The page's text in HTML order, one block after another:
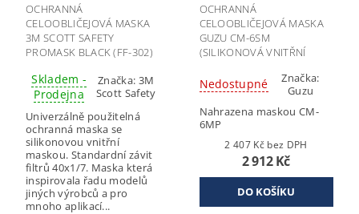
OCHRANNÁ
CELOOBLIČEJOVÁ MASKA
3M SCOTT SAFETY
PROMASK BLACK (FF-302)
Skladem -
Prodejna
Značka: 3M
Scott Safety
Univerzálně použitelná
ochranná maska se
silikonovou vnitřní
maskou. Standardní závit
filtrů 40x1/7. Maska která
inspirovala řadu modelů
jiných výrobců a pro
mnoho aplikací...
OCHRANNÁ
CELOOBLIČEJOVÁ MASKA
GUZU CM-6SM
(SILIKONOVÁ VNITŘNÍ
SYSTÉMEM PITÍ)
Nedostupné
Značka:
Guzu
Nahrazena maskou CM-
6MP
2 407 Kč bez DPH
2 912 Kč